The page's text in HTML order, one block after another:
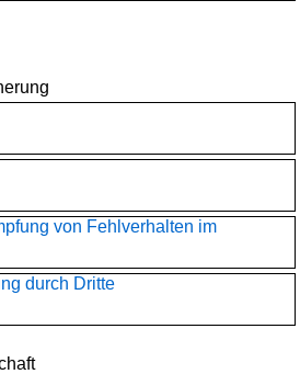
von Fehlverhalten im
durch Dritte